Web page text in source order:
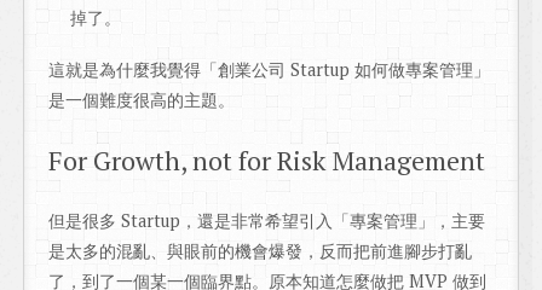
掉了。
這就是為什麼我覺得「創業公司 Startup 如何做專案管理」
是一個難度很高的主題。
For Growth, not for Risk Management
但是很多 Startup，還是非常希望引入「專案管理」，主要
是太多的混亂、與眼前的機會爆發，反而把前進腳步打亂
了，到了一個某一個臨界點。原本知道怎麼做把 MVP 做到